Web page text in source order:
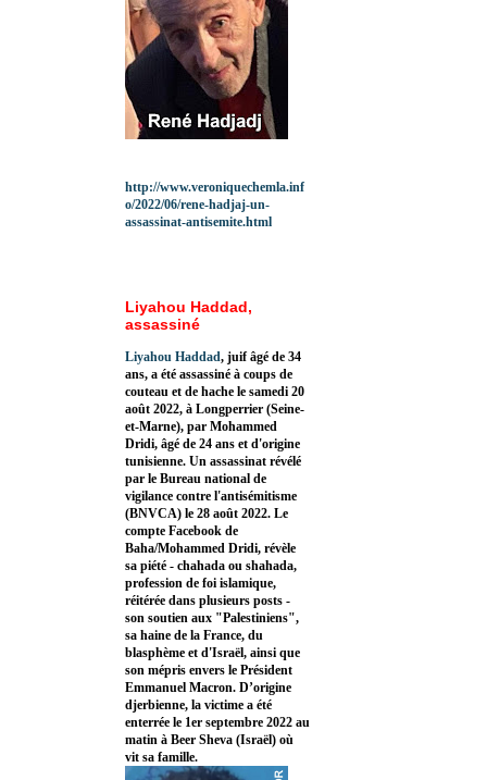
http://www.veroniquechemla.inf
o/2022/06/rene-hadjaj-un-
assassinat-antisemite.html
Liyahou Haddad,
assassiné
Liyahou Haddad, juif âgé de 34
ans, a été assassiné à coups de
couteau et de hache le samedi 20
août 2022, à Longperrier (Seine-
et-Marne), par Mohammed
Dridi, âgé de 24 ans et d'origine
tunisienne. Un assassinat révélé
par le Bureau national de
vigilance contre l'antisémitisme
(BNVCA) le 28 août 2022. Le
compte Facebook de
Baha/Mohammed Dridi, révèle
sa piété - chahada ou shahada,
profession de foi islamique,
réitérée dans plusieurs posts -
son soutien aux "Palestiniens",
sa haine de la France, du
blasphème et d'Israël, ainsi que
son mépris envers le Président
Emmanuel Macron. D’origine
djerbienne, la victime a été
enterrée le 1er septembre 2022 au
matin à Beer Sheva (Israël) où
vit sa famille.